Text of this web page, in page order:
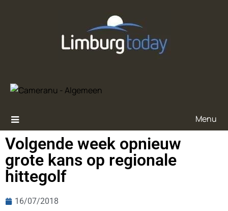
Menu
Volgende week opnieuw
grote kans op regionale
hittegolf
16/07/2018